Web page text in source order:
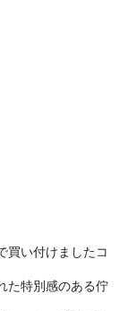
買い付けましたコ
た特別感のある佇